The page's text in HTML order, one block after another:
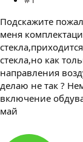
Подскажите
меня
стекла,но как
направления
делаю не так ?
включение
май